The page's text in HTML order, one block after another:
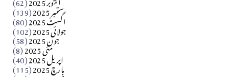
ستمبر 2025 (139) اگست 2025 (80) جولائی 2025 (102) جون 2025 (58) مئی 2025 (8) اپریل 2025 (40) مارچ 2025 (115)